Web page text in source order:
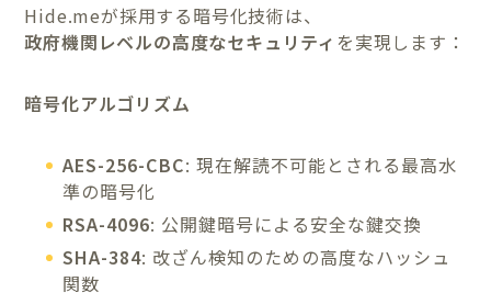
Hide.meが採用する暗号化技術は、
政府機関レベルの高度なセキュリティ を実現します：
暗号化アルゴリズム
AES-256-CBC: 現在解読不可能とされる最高水
準の暗号化
RSA-4096: 公開鍵暗号による安全な鍵交換
SHA-384: 改ざん検知のための高度なハッシュ
関数